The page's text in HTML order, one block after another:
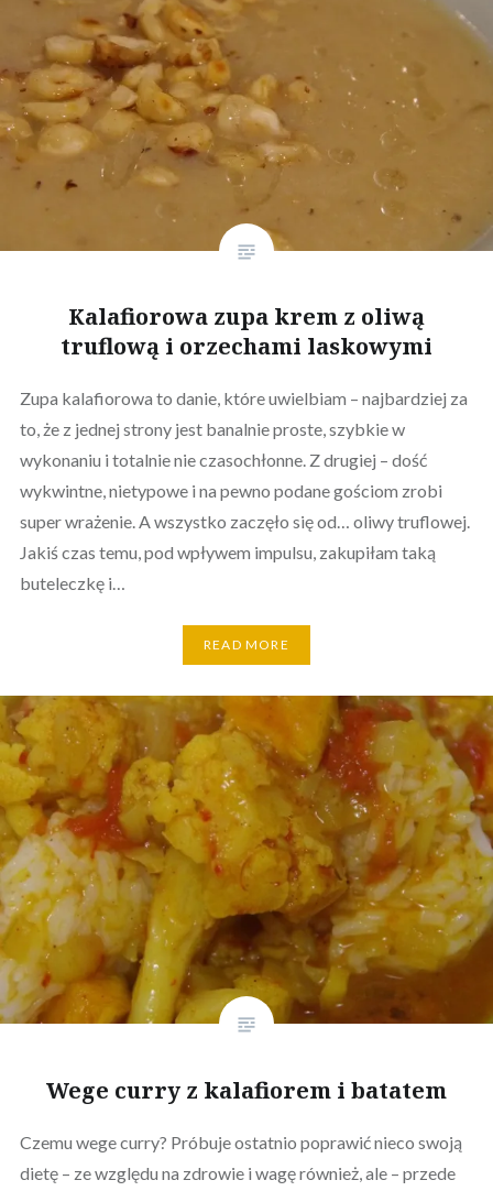
Kalafiorowa zupa krem z oliwą
truflową i orzechami laskowymi
Zupa kalafiorowa to danie, które uwielbiam – najbardziej za
to, że z jednej strony jest banalnie proste, szybkie w
wykonaniu i totalnie nie czasochłonne. Z drugiej – dość
wykwintne, nietypowe i na pewno podane gościom zrobi
super wrażenie. A wszystko zaczęło się od… oliwy truflowej.
Jakiś czas temu, pod wpływem impulsu, zakupiłam taką
buteleczkę i…
READ MORE
Wege curry z kalafiorem i batatem
Czemu wege curry? Próbuje ostatnio poprawić nieco swoją
dietę – ze względu na zdrowie i wagę również, ale – przede